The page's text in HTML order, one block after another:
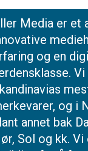
Media er et
og en
og i
annet bak
Sol og kk.